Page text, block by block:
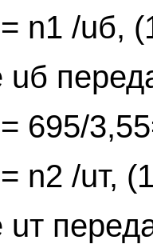
n1 /uб,
uб
695/
n2 /uт,
uт